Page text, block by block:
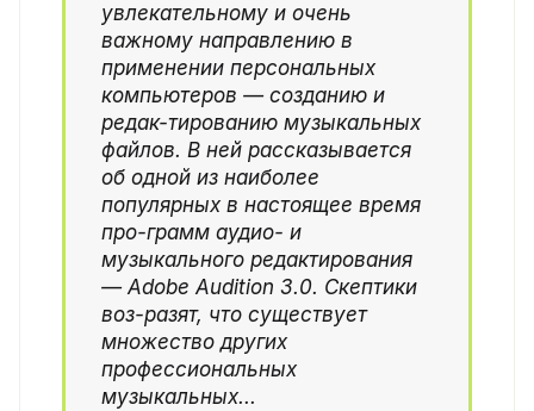
увлекательному и очень
важному направлению в
применении персональных
компьютеров — созданию и
редак-тированию музыкальных
файлов. В ней рассказывается
об одной из наиболее
популярных в настоящее время
про-грамм аудио- и
музыкального редактирования
— Adobe Audition 3.0. Скептики
воз-разят, что существует
множество других
профессиональных
музыкальных...